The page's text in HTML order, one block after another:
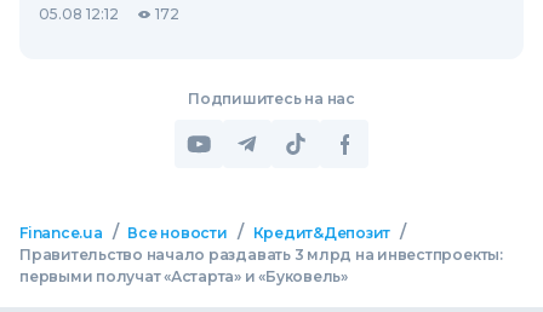
05.08 12:12 172
Подпишитесь на нас
Finance.ua / Все новости / Кредит&Депозит /
Правительство начало раздавать 3 млрд на инвестпроекты:
первыми получат «Астарта» и «Буковель»